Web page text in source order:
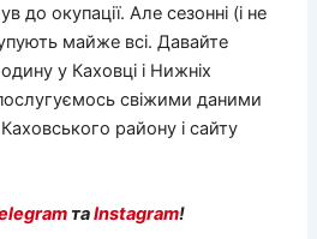
до окупації. Але сезонні (і не
майже всі. Давайте
у Каховці і Нижніх
свіжими даними
Каховського району і сайту
таInstagram!